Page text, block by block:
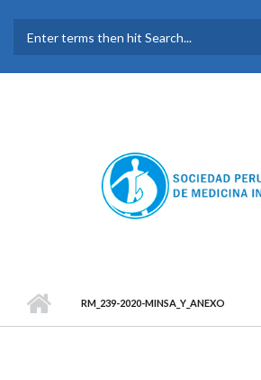
FORMULARIO DE
BÚSQUEDA
RM_239-2020-MINSA_Y_ANEXO